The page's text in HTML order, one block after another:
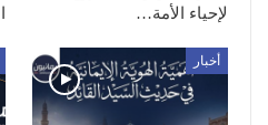
لإحياء الأمة…
أخبار